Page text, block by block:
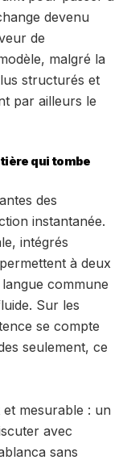
devenu
de
malgré la
structurés et
par ailleurs le
qui tombe
des
instantanée.
intégrés
à deux
commune
Sur les
se compte
seulement, ce
mesurable : un
avec
sans